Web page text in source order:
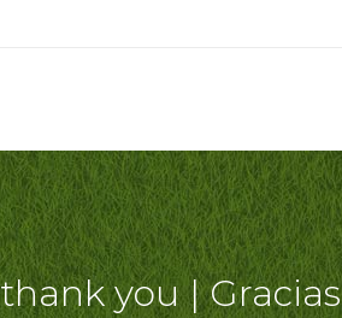
thank you | Gracias